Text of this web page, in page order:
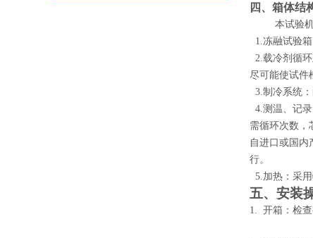
四、箱体结
本试验
1.冻融试验
2.载冷剂循
尽可能使试件
3.制冷系统
4.测温、记
需循环次数，
自进口或国内
行。
5.加热：采
五、安装
1. 开箱：检